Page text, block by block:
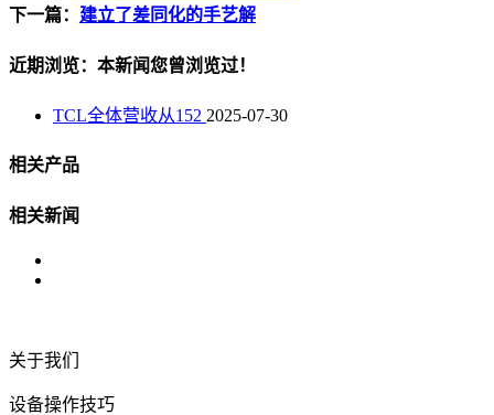
下一篇： 建立了差同化的手艺解
近期浏览：本新闻您曾浏览过！
TCL全体营收从152 2025-07-30
相关产品
相关新闻
关于我们
设备操作技巧